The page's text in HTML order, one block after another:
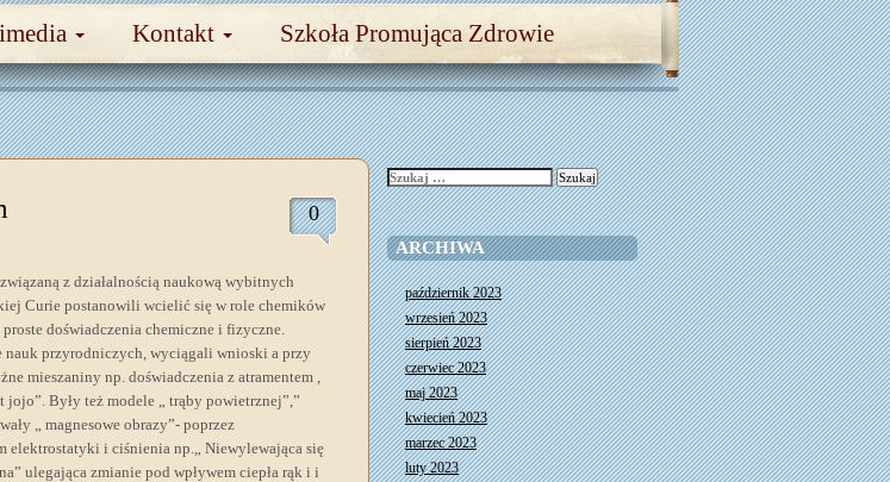
Kontakt Szkoła Promująca Zdrowie
0
z działalnością naukową wybitnych
Curie postanowili wcielić się w role chemików
doświadczenia chemiczne i fizyczne.
nauk przyrodniczych, wyciągali wnioski a przy
mieszaniny np. doświadczenia z atramentem ,
Były też modele „ trąby powietrznej”,”
„ magnesowe obrazy”- poprzez
elektrostatyki i ciśnienia np.„ Niewylewająca się
ulegająca zmianie pod wpływem ciepła rąk i i
Szukaj:
ARCHIWA
październik 2023
wrzesień 2023
sierpień 2023
czerwiec 2023
maj 2023
kwiecień 2023
marzec 2023
luty 2023